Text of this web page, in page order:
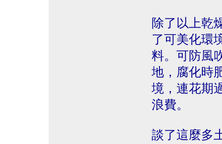
除了以上乾
了可美化環
料。可防風
地，腐化時
境，連花期
浪費。
談了這麼多